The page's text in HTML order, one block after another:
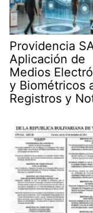
Providencia
Aplicación de
Medios
y Biométricos
Registros y